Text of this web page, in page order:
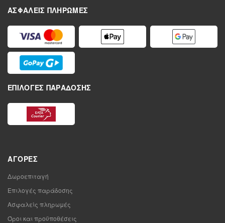
ΑΣΦΑΛΕΊΣ ΠΛΗΡΩΜΈΣ
ΕΠΙΛΟΓΈΣ ΠΑΡΆΔΟΣΗΣ
ΑΓΟΡΈΣ
Δωροεπιταγή
Επιλογές παράδοσης
Ασφαλείς πληρωμές
Όροι και προϋποθέσεις